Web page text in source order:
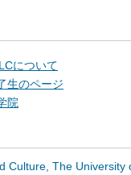
について
生のページ
院
Culture, The University